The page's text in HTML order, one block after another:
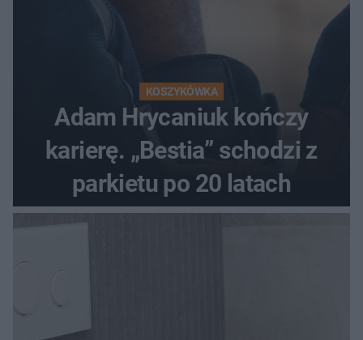
KOSZYKÓWKA
Adam Hrycaniuk kończy
karierę. „Bestia” schodzi z
parkietu po 20 latach